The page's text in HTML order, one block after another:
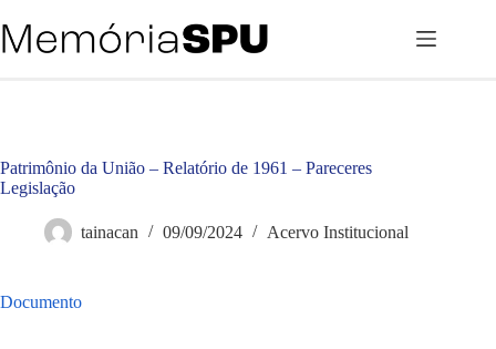
para
o
Patrimônio da União – Relatório de 1961 – Pareceres
Legislação
tainacan 09/09/2024 Acervo Institucional
Documento